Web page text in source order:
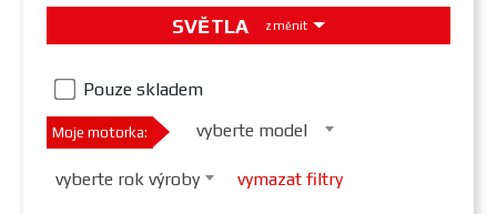
SVĚTLA změnit
Pouze skladem
Moje motorka: vyberte model
vyberte rok výroby vymazat filtry